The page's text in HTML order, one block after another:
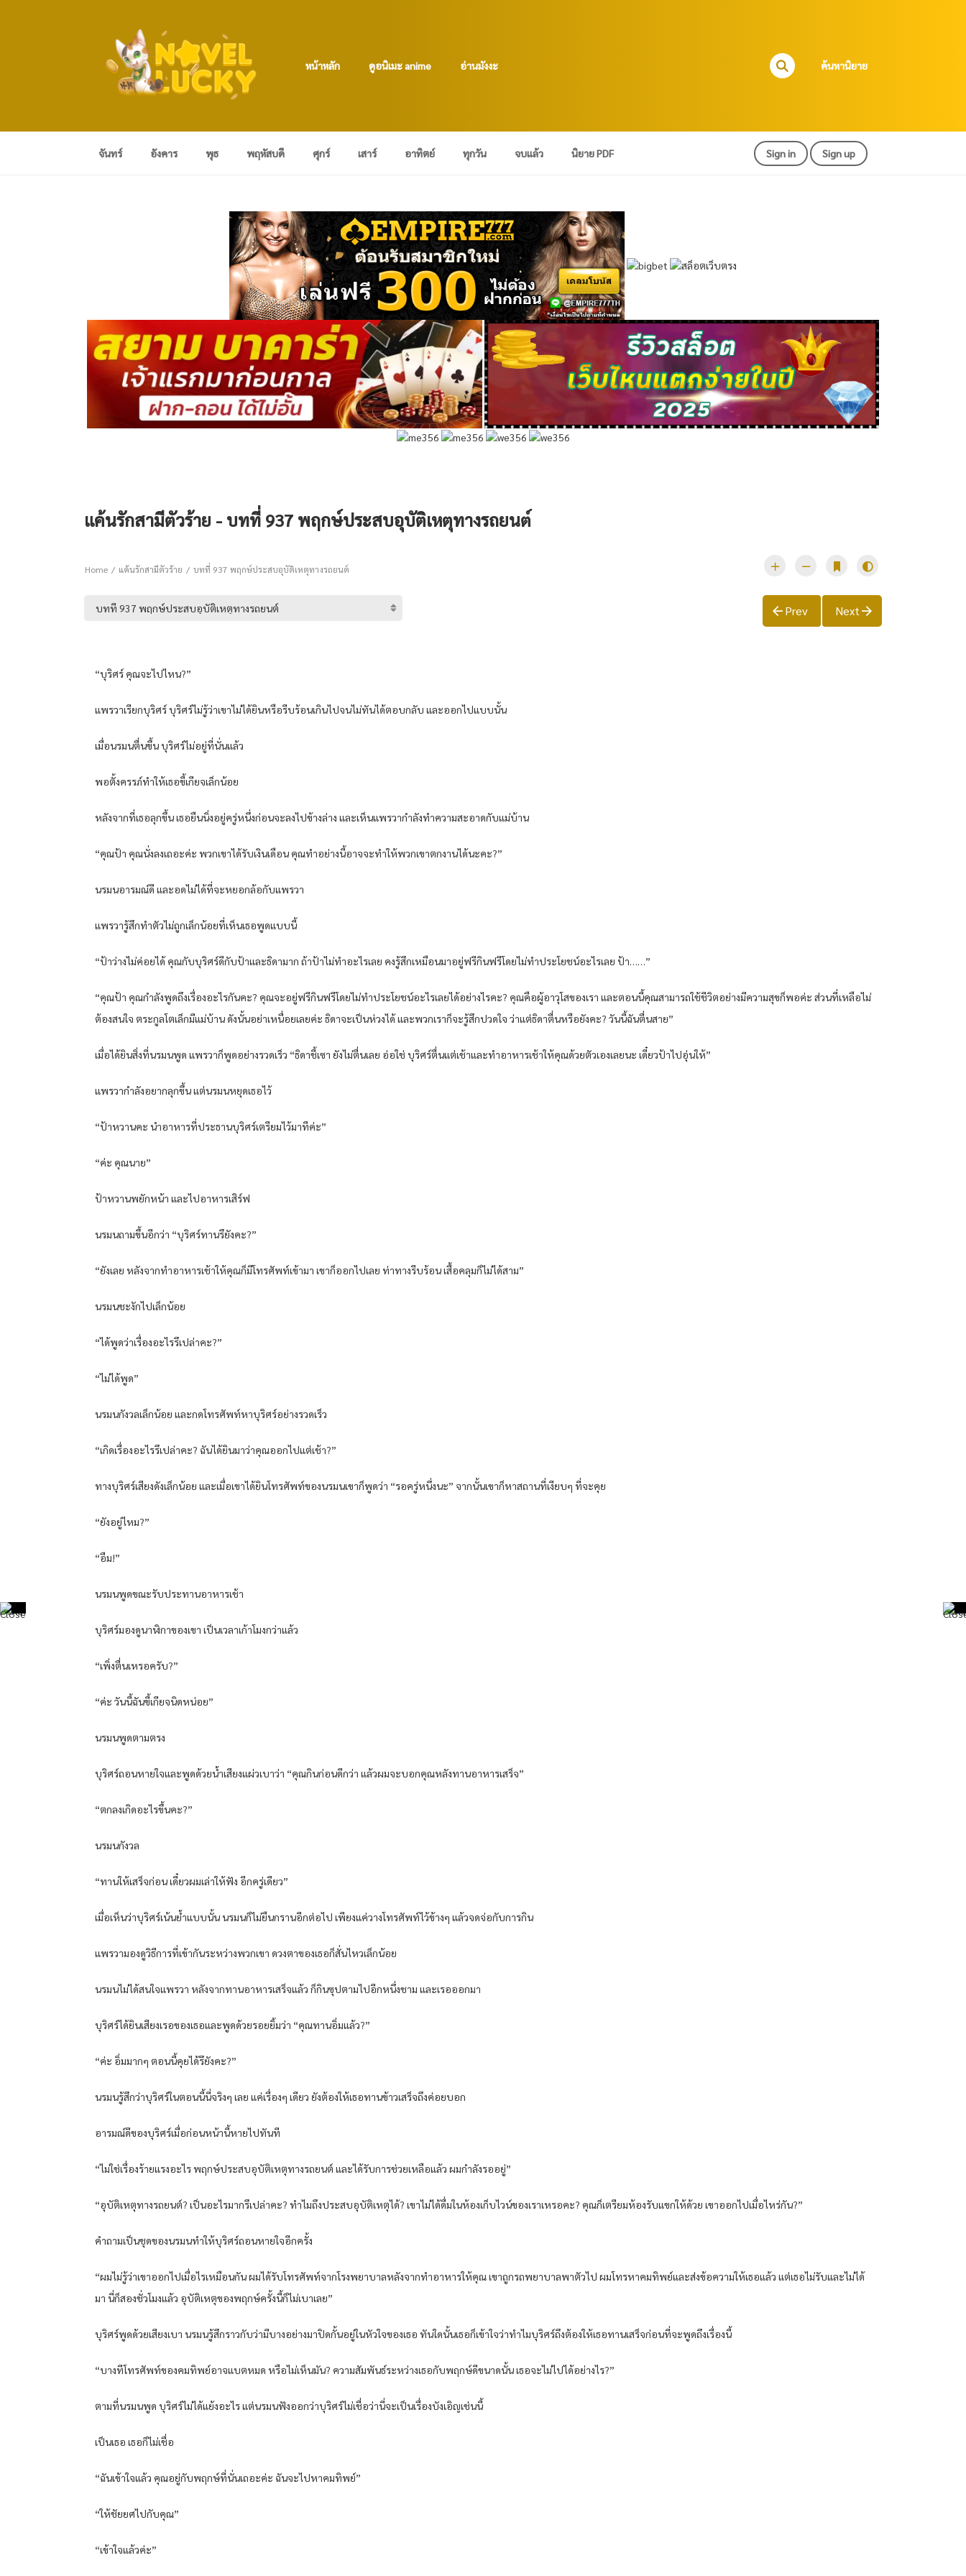
หน้าหลัก ดูอนิเมะ anime อ่านมังงะ ค้นหานิยาย
จันทร์ อังคาร พุธ พฤหัสบดี ศุกร์ เสาร์ อาทิตย์ ทุกวัน จบแล้ว นิยาย PDF Sign in Sign up
แค้นรักสามีตัวร้าย - บทที่ 937 พฤกษ์ประสบอุบัติเหตุทางรถยนต์
Home แค้นรักสามีตัวร้าย บทที่ 937 พฤกษ์ประสบอุบัติเหตุทางรถยนต์
Prev Next
“บุริศร์ คุณจะไปไหน?”
แพรวาเรียกบุริศร์ บุริศร์ไม่รู้ว่าเขาไม่ได้ยินหรือรีบร้อนเกินไปจนไม่ทันได้ตอบกลับ และออกไปแบบนั้น
เมื่อนรมนตื่นขึ้น บุริศร์ไม่อยู่ที่นั่นแล้ว
พอตั้งครรภ์ทำให้เธอขี้เกียจเล็กน้อย
หลังจากที่เธอลุกขึ้น เธอยืนนิ่งอยู่ครู่หนึ่งก่อนจะลงไปข้างล่าง และเห็นแพรวากำลังทำความสะอาดกับแม่บ้าน
“คุณป้า คุณนั่งลงเถอะค่ะ พวกเขาได้รับเงินเดือน คุณทำอย่างนี้อาจจะทำให้พวกเขาตกงานได้นะคะ?”
นรมนอารมณ์ดี และอดไม่ได้ที่จะหยอกล้อกับแพรวา
แพรวารู้สึกทำตัวไม่ถูกเล็กน้อยที่เห็นเธอพูดแบบนี้
“ป้าว่างไม่ค่อยได้ คุณกับบุริศร์ดีกับป้าและธิดามาก ถ้าป้าไม่ทำอะไรเลย คงรู้สึกเหมือนมาอยู่ฟรีกินฟรีโดยไม่ทำประโยชน์อะไรเลย ป้า……”
“คุณป้า คุณกำลังพูดถึงเรื่องอะไรกันคะ? คุณจะอยู่ฟรีกินฟรีโดยไม่ทำประโยชน์อะไรเลยได้อย่างไรคะ? คุณคือผู้อาวุโสของเรา และตอนนี้คุณสามารถใช้ชีวิตอย่างมีความสุขก็พอค่ะ ส่วนที่เหลือไม่
ต้องสนใจ ตระกูลโตเล็กมีแม่บ้าน ดังนั้นอย่าเหนื่อยเลยค่ะ ธิดาจะเป็นห่วงได้ และพวกเราก็จะรู้สึกปวดใจ ว่าแต่ธิดาตื่นหรือยังคะ? วันนี้ฉันตื่นสาย”
เมื่อได้ยินสิ่งที่นรมนพูด แพรวาก็พูดอย่างรวดเร็ว “ธิดาชี้เซา ยังไม่ตื่นเลย อ่อใช่ บุริศร์ตื่นแต่เช้าและทำอาหารเช้าให้คุณด้วยตัวเองเลยนะ เดี๋ยวป้าไปอุ่นให้”
แพรวากำลังอยากลุกขึ้น แต่นรมนหยุดเธอไว้
“ป้าหวานคะ นำอาหารที่ประธานบุริศร์เตรียมไว้มาทีค่ะ”
“ค่ะ คุณนาย”
ป้าหวานพยักหน้า และไปอาหารเสิร์ฟ
นรมนถามขึ้นอีกว่า “บุริศร์ทานรึยังคะ?”
“ยังเลย หลังจากทำอาหารเช้าให้คุณก็มีโทรศัพท์เข้ามา เขาก็ออกไปเลย ท่าทางรีบร้อน เสื้อคลุมก็ไม่ได้สาม”
นรมนชะงักไปเล็กน้อย
“ได้พูดว่าเรื่องอะไรรึเปล่าคะ?”
“ไม่ได้พูด”
นรมนกังวลเล็กน้อย และกดโทรศัพท์หาบุริศร์อย่างรวดเร็ว
“เกิดเรื่องอะไรรึเปล่าคะ? ฉันได้ยินมาว่าคุณออกไปแต่เช้า?”
ทางบุริศร์เสียงดังเล็กน้อย และเมื่อเขาได้ยินโทรศัพท์ของนรมนเขาก็พูดว่า “รอครู่หนึ่งนะ” จากนั้นเขาก็หาสถานที่เงียบๆ ที่จะคุย
“ยังอยู่ไหม?”
“อืม!”
นรมนพูดขณะรับประทานอาหารเช้า
บุริศร์มองดูนาฬิกาของเขา เป็นเวลาเก้าโมงกว่าแล้ว
“เพิ่งตื่นเหรอครับ?”
“ค่ะ วันนี้ฉันขี้เกียจนิดหน่อย”
นรมนพูดตามตรง
บุริศร์ถอนหายใจและพูดด้วยน้ำเสียงแผ่วเบาว่า “คุณกินก่อนดีกว่า แล้วผมจะบอกคุณหลังทานอาหารเสร็จ”
“ตกลงเกิดอะไรขึ้นคะ?”
นรมนกังวล
“ทานให้เสร็จก่อน เดี๋ยวผมเล่าให้ฟัง อีกครู่เดียว”
เมื่อเห็นว่าบุริศร์เน้นย้ำแบบนั้น นรมนก็ไม่ยืนกรานอีกต่อไป เพียงแค่วางโทรศัพท์ไว้ข้างๆ แล้วจดจ่อกับการกิน
แพรวามองดูวิธีการที่เข้ากันระหว่างพวกเขา ดวงตาของเธอก็สั่นไหวเล็กน้อย
นรมนไม่ได้สนใจแพรวา หลังจากทานอาหารเสร็จแล้ว ก็กินซุปตามไปอีกหนึ่งชาม และเรอออกมา
บุริศร์ได้ยินเสียงเรอของเธอและพูดด้วยรอยยิ้มว่า “คุณทานอิ่มแล้ว?”
“ค่ะ อิ่มมากๆ ตอนนี้คุยได้รึยังคะ?”
นรมนรู้สึกว่าบุริศร์ในตอนนี้นี่จริงๆ เลย แค่เรื่องๆ เดียว ยังต้องให้เธอทานข้าวเสร็จถึงค่อยบอก
อารมณ์ดีของบุริศร์เมื่อก่อนหน้านี้หายไปทันที
“ไม่ใช่เรื่องร้ายแรงอะไร พฤกษ์ประสบอุบัติเหตุทางรถยนต์ และได้รับการช่วยเหลือแล้ว ผมกำลังรออยู่”
“อุบัติเหตุทางรถยนต์? เป็นอะไรมากรึเปล่าคะ? ทำไมถึงประสบอุบัติเหตุได้? เขาไม่ได้ดื่มในห้องเก็บไวน์ของเราเหรอคะ? คุณก็เตรียมห้องรับแขกให้ด้วย เขาออกไปเมื่อไหร่กัน?”
คำถามเป็นชุดของนรมนทำให้บุริศร์ถอนหายใจอีกครั้ง
“ผมไม่รู้ว่าเขาออกไปเมื่อไรเหมือนกัน ผมได้รับโทรศัพท์จากโรงพยาบาลหลังจากทำอาหารให้คุณ เขาถูกรถพยาบาลพาตัวไป ผมโทรหาคมทิพย์และส่งข้อความให้เธอแล้ว แต่เธอไม่รับและไม่ได้
มา นี่ก็สองชั่วโมงแล้ว อุบัติเหตุของพฤกษ์ครั้งนี้ก็ไม่เบาเลย”
บุริศร์พูดด้วยเสียงเบา นรมนรู้สึกราวกับว่ามีบางอย่างมาปิดกั้นอยู่ในหัวใจของเธอ ทันใดนั้นเธอก็เข้าใจว่าทำไมบุริศร์ถึงต้องให้เธอทานเสร็จก่อนที่จะพูดถึงเรื่องนี้
“บางทีโทรศัพท์ของคมทิพย์อาจแบตหมด หรือไม่เห็นมัน? ความสัมพันธ์ระหว่างเธอกับพฤกษ์ดีขนาดนั้น เธอจะไม่ไปได้อย่างไร?”
ตามที่นรมนพูด บุริศร์ไม่ได้แย้งอะไร แต่นรมนฟังออกว่าบุริศร์ไม่เชื่อว่านี่จะเป็นเรื่องบังเอิญเช่นนี้
เป็นเธอ เธอก็ไม่เชื่อ
“ฉันเข้าใจแล้ว คุณอยู่กับพฤกษ์ที่นั่นเถอะค่ะ ฉันจะไปหาคมทิพย์”
“ให้ชัยยศไปกับคุณ”
“เข้าใจแล้วค่ะ”